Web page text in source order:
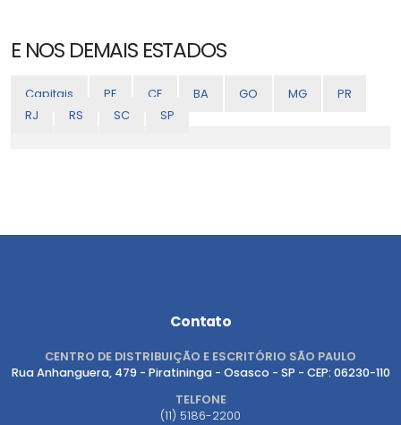
E NOS DEMAIS ESTADOS
Capitais PE CE BA GO MG
PR
RJ
RS SC SP
Contato
CENTRO DE DISTRIBUIÇÃO E ESCRITÓRIO SÃO PAULO
Rua Anhanguera, 479 - Piratininga - Osasco - SP - CEP: 06230-110
TELFONE
(11) 5186-2200